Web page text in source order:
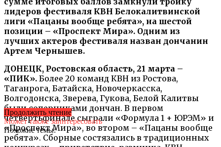
лидеров фестиваля КВН Белокалитвинской
лиги «Пацаны вообще ребята», на шестой
позиции – «Проспект Мира». Одним из
лучших актеров фестиваля назван дончанин
Артем Чернышев.
ДОНЕЦК, Ростовская область, 21 марта –
«ПИК». Более 20 команд КВН из Ростова,
Таганрога, Батайска, Новочеркасска,
Волгодонска, Зверева, Гукова, Белой Калитвы
были соперниками дончан. В первом
четвертьфинале сыграли «Формула 1 + ЮРЭМ» и
«Проспект Мира», во втором – «Пацаны вообще
ребята». Сборные состязались в традиционных
Продолжить чтение
Может также заинтересовать
Похожие темы: